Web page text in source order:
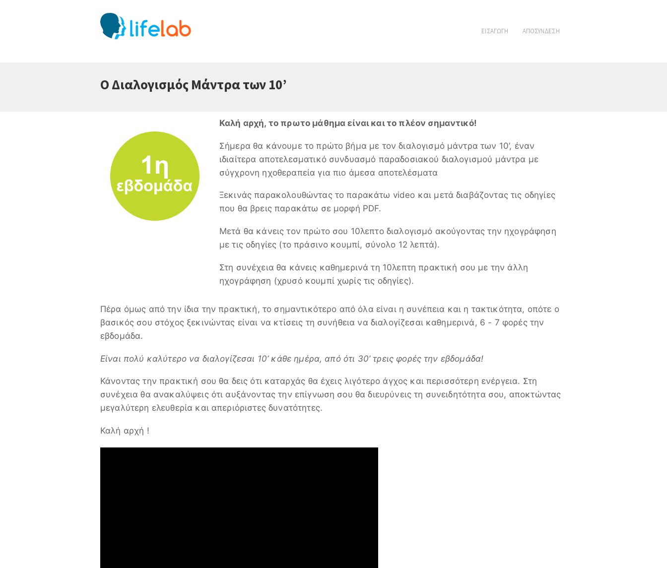
ΕΙΣΑΓΩΓΗ ΑΠΟΣΥΝΔΕΣΗ
Ο Διαλογισμός Μάντρα των 10’
Καλή αρχή, το πρωτο μάθημα είναι και το πλέον σημαντικό!
Σήμερα θα κάνουμε το πρώτο βήμα με τον διαλογισμό μάντρα των 10’, έναν
ιδιαίτερα αποτελεσματικό συνδυασμό παραδοσιακού διαλογισμού μάντρα με
σύγχρονη ηχοθεραπεία για πιο άμεσα αποτελέσματα
Ξεκινάς παρακολουθώντας το παρακάτω video και μετά διαβάζοντας τις οδηγίες
που θα βρεις παρακάτω σε μορφή PDF.
Μετά θα κάνεις τον πρώτο σου 10λεπτο διαλογισμό ακούγοντας την ηχογράφηση
με τις οδηγίες (το πράσινο κουμπί, σύνολο 12 λεπτά).
Στη συνέχεια θα κάνεις καθημερινά τη 10λεπτη πρακτική σου με την άλλη
ηχογράφηση (χρυσό κουμπί χωρίς τις οδηγίες).
Πέρα όμως από την ίδια την πρακτική, το σημαντικότερο από όλα είναι η συνέπεια και η τακτικότητα, οπότε ο
βασικός σου στόχος ξεκινώντας είναι να κτίσεις τη συνήθεια να διαλογίζεσαι καθημερινά, 6 - 7 φορές την
εβδομάδα.
Είναι πολύ καλύτερο να διαλογίζεσαι 10’ κάθε ημέρα, από ότι 30’ τρεις φορές την εβδομάδα!
Κάνοντας την πρακτική σου θα δεις ότι καταρχάς θα έχεις λιγότερο άγχος και περισσότερη ενέργεια. Στη
συνέχεια θα ανακαλύψεις ότι αυξάνοντας την επίγνωση σου θα διευρύνεις τη συνειδητότητα σου, αποκτώντας
μεγαλύτερη ελευθερία και απεριόριστες δυνατότητες.
Καλή αρχή !